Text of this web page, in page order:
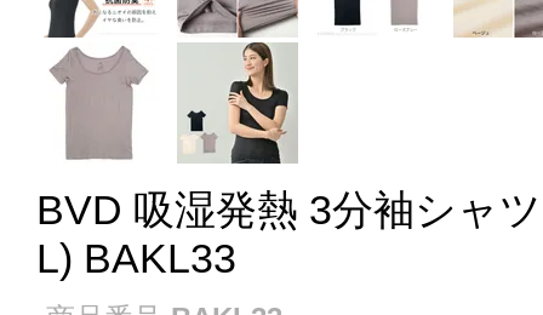
BVD 吸湿発熱 3分袖シャ
L) BAKL33